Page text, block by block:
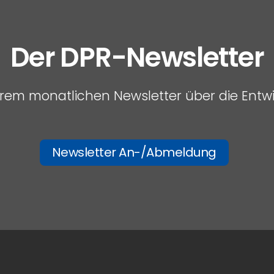
Der DPR-Newsletter
monatlichen Newsletter über die
Newsletter An-/Abmeldung